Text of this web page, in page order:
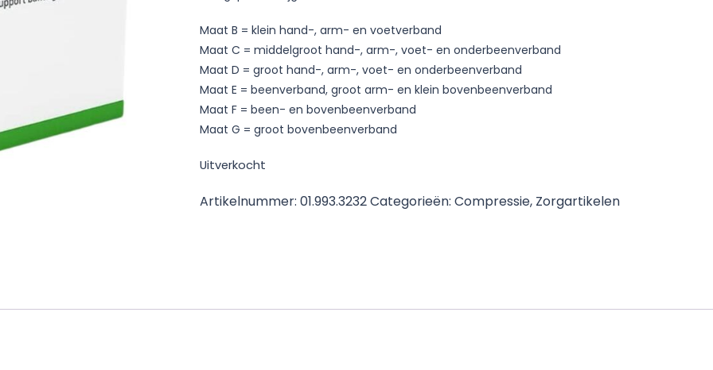
Maat B = klein hand-, arm- en voetverband
Maat C = middelgroot hand-, arm-, voet- en onderbeenverband
Maat D = groot hand-, arm-, voet- en onderbeenverband
Maat E = beenverband, groot arm- en klein bovenbeenverband
Maat F = been- en bovenbeenverband
Maat G = groot bovenbeenverband
Uitverkocht
Artikelnummer: 01.993.3232Categorieën: Compressie, Zorgartikelen